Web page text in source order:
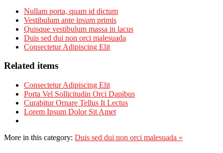
Nullam porta, quam id dictum
Vestibulum ante ipsum primis
Quisque vestibulum massa in lacus
Duis sed dui non orci malesuada
Consectetur Adipiscing Elit
Related items
Consectetur Adipiscing Elit
Porta Vel Sollicitudin Orci Dapibus
Curabitur Ornare Tellus It Lectus
Lorem Ipsum Dolor Sit Amet
More in this category: Duis sed dui non orci malesuada »